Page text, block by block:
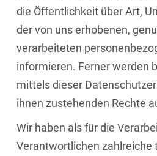
die Öffentlichkeit über Art,
der von uns erhobenen,
verarbeiteten
informieren. Ferner werden
mittels dieser
ihnen zustehenden Rechte
Wir haben als für die
Verantwortlichen zahlreiche